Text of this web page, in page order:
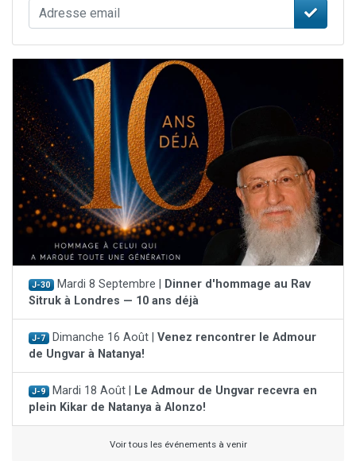
J-30 Mardi 8 Septembre |
Dinner d'hommage au Rav
Sitruk à Londres — 10 ans déjà
J-7 Dimanche 16 Août | Venez rencontrer le Admour
de Ungvar à Natanya!
J-9 Mardi 18 Août |
Le Admour de Ungvar recevra en
plein Kikar de Natanya à Alonzo!
Voir tous les événements à venir